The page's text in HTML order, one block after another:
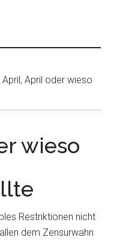
April, April oder wieso
wieso
Restriktionen nicht
dem Zensurwahn